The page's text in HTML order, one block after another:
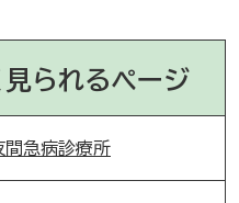
見られるページ
間急病診療所